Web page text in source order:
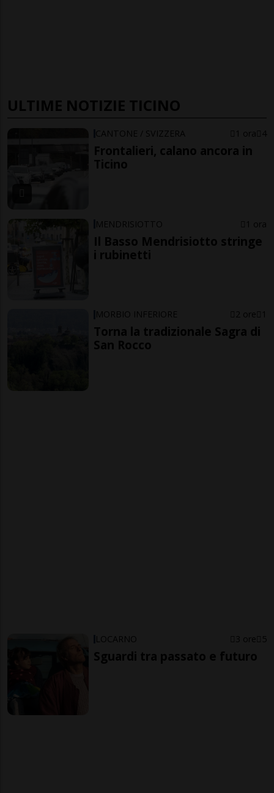
ULTIME NOTIZIE TICINO
CANTONE / SVIZZERA 1 ora 4
Frontalieri, calano ancora in
Ticino
MENDRISIOTTO 1 ora
Il Basso Mendrisiotto stringe
i rubinetti
MORBIO INFERIORE 2 ore 1
Torna la tradizionale Sagra di
San Rocco
LOCARNO 3 ore 5
Sguardi tra passato e futuro